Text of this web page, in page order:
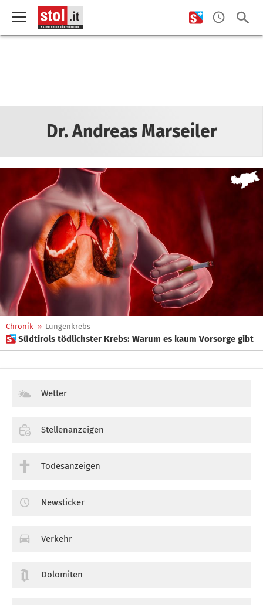
Dr. Andreas Marseiler
Chronik » Lungenkrebs
 Südtirols tödlichster Krebs: Warum es kaum Vorsorge gibt
Wetter
Stellenanzeigen
Todesanzeigen
Newsticker
Verkehr
Dolomiten